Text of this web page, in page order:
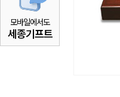
모바일에서도
세종기프트